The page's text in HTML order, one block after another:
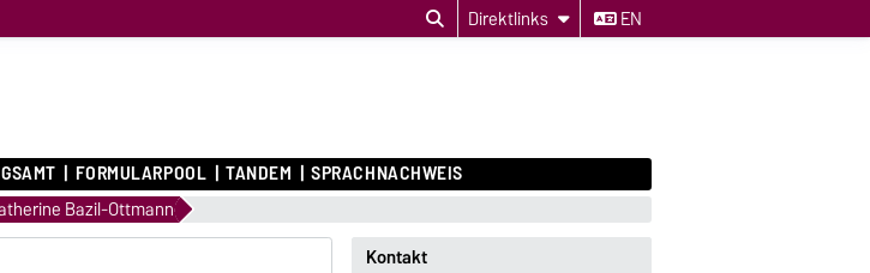
Direktlinks EN
FORMULARPOOL TANDEM SPRACHNACHWEIS
Bazil-Ottmann
Kontakt